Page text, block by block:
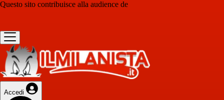
Questo sito contribuisce alla audience de
Accedi